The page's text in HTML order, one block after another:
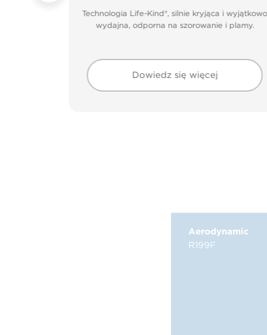
Technologia Life-Kind®, silnie kryjąca i wyjątkowo
wydajna, odporna na szorowanie i plamy.
Dowiedz się więcej
Aerodynamic
R199F